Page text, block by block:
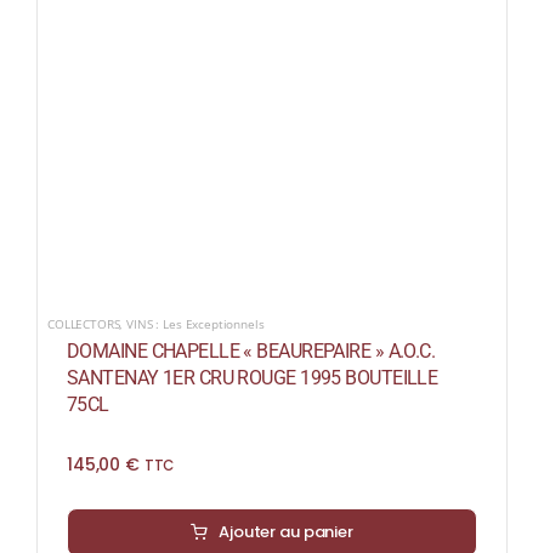
COLLECTORS,VINS : Les Exceptionnels
DOMAINE CHAPELLE « BEAUREPAIRE » A.O.C.
SANTENAY 1ER CRU ROUGE 1995 BOUTEILLE
75CL
145,00 € TTC
Ajouter au panier